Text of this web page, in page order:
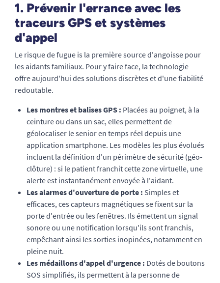
1. Prévenir l'errance avec les
traceurs GPS et systèmes
d'appel
Le risque de fugue is la première source d'angoisse pour
les aidants familiaux. Pour y faire face, la technologie
offre aujourd'hui des solutions discrètes et d'une fiabilité
redoutable.
Les montres et balises GPS : Placées au poignet, à la
ceinture ou dans un sac, elles permettent de
géolocaliser le senior en temps réel depuis une
application smartphone. Les modèles les plus évolués
incluent la définition d'un périmètre de sécurité (géo-
clôture) : si le patient franchit cette zone virtuelle, une
alerte est instantanément envoyée à l'aidant.
Les alarmes d'ouverture de porte : Simples et
efficaces, ces capteurs magnétiques se fixent sur la
porte d'entrée ou les fenêtres. Ils émettent un signal
sonore ou une notification lorsqu'ils sont franchis,
empêchant ainsi les sorties inopinées, notamment en
pleine nuit.
Les médaillons d'appel d'urgence : Dotés de boutons
SOS simplifiés, ils permettent à la personne de